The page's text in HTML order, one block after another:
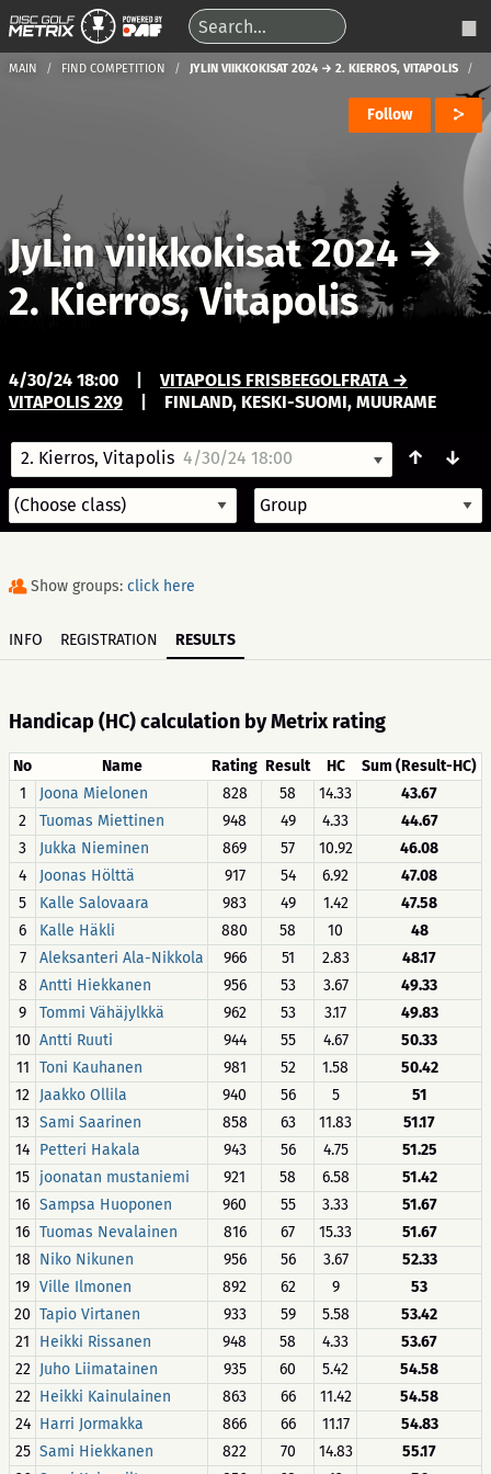
MAIN FIND COMPETITION JYLIN VIIKKOKISAT 2024 → 2. KIERROS, VITAPOLIS
Follow
JyLin viikkokisat 2024 →
2. Kierros, Vitapolis
4/30/24 18:00
VITAPOLIS FRISBEEGOLFRATA →
VITAPOLIS 2X9
FINLAND, KESKI-SUOMI, MUURAME
2. Kierros, Vitapolis 4/30/24 18:00 ↑ ↓
Show groups: click here
INFO REGISTRATION RESULTS
Handicap (HC) calculation by Metrix rating
No Name Rating Result HC
Sum (Result-HC)
1
Joona Mielonen 828 58 14.33
43.67
2
Tuomas Miettinen 948 49 4.33
44.67
3
Jukka Nieminen 869 57 10.92
46.08
4
Joonas Hölttä 917 54 6.92
47.08
5
Kalle Salovaara 983 49 1.42
47.58
6
Kalle Häkli 880 58 10
48
7
Aleksanteri Ala-Nikkola 966 51 2.83
48.17
8
Antti Hiekkanen 956 53 3.67
49.33
9
Tommi Vähäjylkkä 962 53 3.17
49.83
10 Antti Ruuti 944 55 4.67
50.33
11 Toni Kauhanen 981 52 1.58
50.42
12 Jaakko Ollila 940 56 5
51
13 Sami Saarinen 858 63 11.83
51.17
14 Petteri Hakala 943 56 4.75
51.25
15 joonatan mustaniemi 921 58 6.58
51.42
16 Sampsa Huoponen 960 55 3.33
51.67
16 Tuomas Nevalainen 816 67 15.33
51.67
18 Niko Nikunen 956 56 3.67
52.33
19 Ville Ilmonen 892 62 9
53
20 Tapio Virtanen 933 59 5.58
53.42
21
Heikki Rissanen 948 58 4.33
53.67
22 Juho Liimatainen 935 60 5.42
54.58
22 Heikki Kainulainen 863 66 11.42
54.58
24 Harri Jormakka 866 66 11.17
54.83
25 Sami Hiekkanen 822 70 14.83
55.17